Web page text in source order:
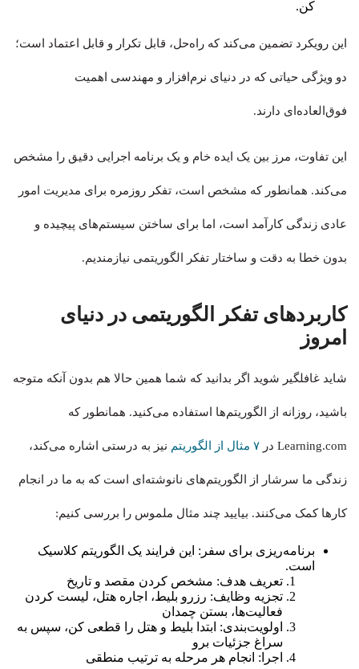
کن.
این رویکرد تضمین می‌کند که راه‌حل، قابل تکرار و قابل اعتماد است؛
دو ویژگی حیاتی که در دنیای نرم‌افزار و مهندسی اهمیت
فوق‌العاده‌ای دارند.
این تفاوت، مرز بین یک ایده خام و یک برنامه اجرایی دقیق را مشخص
می‌کند. همانطور که مشخص است، تفکر روزمره برای مدیریت امور
عادی زندگی کارآمد است، اما برای ساختن سیستم‌های پیچیده و
بدون خطا به دقت و ساختار تفکر الگوریتمی نیازمندیم.
کاربردهای تفکر الگوریتمی در دنیای
امروز
شاید غافلگیر شوید اگر بدانید که شما همین حالا هم بدون آنکه متوجه
باشید، روزانه از الگوریتم‌ها استفاده می‌کنید. همانطور که
Learning.com در ۷ مثال از الگوریتم نیز به درستی اشاره می‌کند،
زندگی ما سرشار از الگوریتم‌های نانوشته‌ای است که به ما در انجام
کارها کمک می‌کنند. بیایید چند مثال ملموس را بررسی کنیم:
برنامه‌ریزی برای سفر: این فرایند یک الگوریتم کلاسیک
است.
تعریف هدف: مشخص کردن مقصد و تاریخ
تجزیه وظایف: رزرو بلیط، اجاره هتل، لیست کردن
فعالیت‌ها، بستن چمدان
اولویت‌بندی: ابتدا بلیط و هتل را قطعی کن، سپس به
سراغ جزئیات برو
اجرا: انجام هر مرحله به ترتیب منطقی